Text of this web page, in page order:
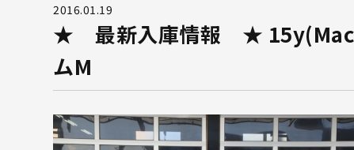
2016.01.19
★ 最新入庫情報 ★
ムM